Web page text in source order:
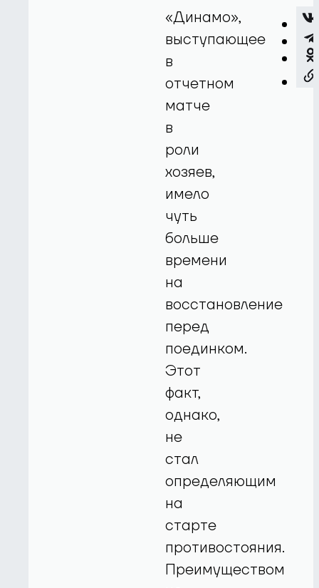
«Динамо»,
выступающее
в
отчетном
матче
в
роли
хозяев,
имело
чуть
больше
времени
на
восстановление
перед
поединком.
Этот
факт,
однако,
не
стал
определяющим
на
старте
противостояния.
Преимуществом